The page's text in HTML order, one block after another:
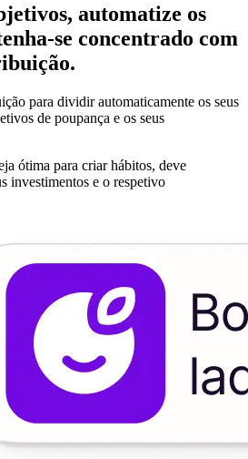
automatize os
se concentrado com
para dividir automaticamente os seus
de poupança e os seus
ótima para criar hábitos, deve
investimentos e o respetivo